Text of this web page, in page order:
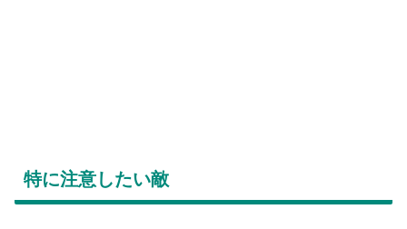
特に注意したい敵